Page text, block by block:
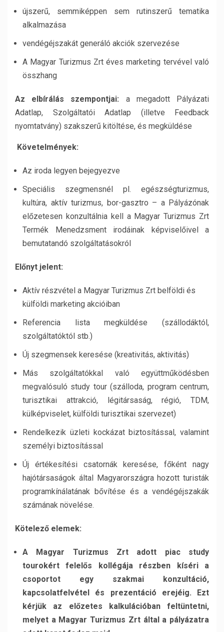
újszerű, semmiképpen sem rutinszerű tematika
alkalmazása
vendégéjszakát generáló akciók szervezése
A Magyar Turizmus Zrt éves marketing tervével való
összhang
Az elbírálás szempontjai: a megadott Pályázati
Adatlap, Szolgáltatói Adatlap (illetve Feedback
nyomtatvány) szakszerű kitöltése, és megküldése
Követelmények:
Az iroda legyen bejegyezve
Speciális szegmensnél pl. egészségturizmus,
kultúra, aktív turizmus, bor-gasztro – a Pályázónak
előzetesen konzultálnia kell a Magyar Turizmus Zrt
Termék Menedzsment irodáinak képviselőivel a
bemutatandó szolgáltatásokról
Előnyt jelent:
Aktív részvétel a Magyar Turizmus Zrt belföldi és
külföldi marketing akcióiban
Referencia lista megküldése (szállodáktól,
szolgáltatóktól stb.)
Új szegmensek keresése (kreativitás, aktivitás)
Más szolgáltatókkal való együttműködésben
megvalósuló study tour (szálloda, program centrum,
turisztikai attrakció, légitársaság, régió, TDM,
külképviselet, külföldi turisztikai szervezet)
Rendelkezik üzleti kockázat biztosítással, valamint
személyi biztosítással
Új értékesítési csatornák keresése, főként nagy
hajótársaságok által Magyarországra hozott turisták
programkínálatának bővítése és a vendégéjszakák
számának növelése.
Kötelező elemek:
A Magyar Turizmus Zrt adott piac study
tourokért felelős kollégája részben kíséri a
csoportot egy szakmai konzultáció,
kapcsolatfelvétel és prezentáció erejéig. Ezt
kérjük az előzetes kalkulációban feltüntetni,
melyet a Magyar Turizmus Zrt által a pályázatra